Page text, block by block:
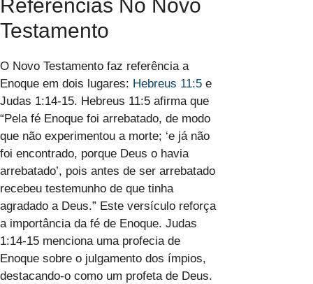
Referências No Novo
Testamento
O Novo Testamento faz referência a
Enoque em dois lugares: Hebreus 11:5 e
Judas 1:14-15. Hebreus 11:5 afirma que
“Pela fé Enoque foi arrebatado, de modo
que não experimentou a morte; ‘e já não
foi encontrado, porque Deus o havia
arrebatado’, pois antes de ser arrebatado
recebeu testemunho de que tinha
agradado a Deus.” Este versículo reforça
a importância da fé de Enoque. Judas
1:14-15 menciona uma profecia de
Enoque sobre o julgamento dos ímpios,
destacando-o como um profeta de Deus.